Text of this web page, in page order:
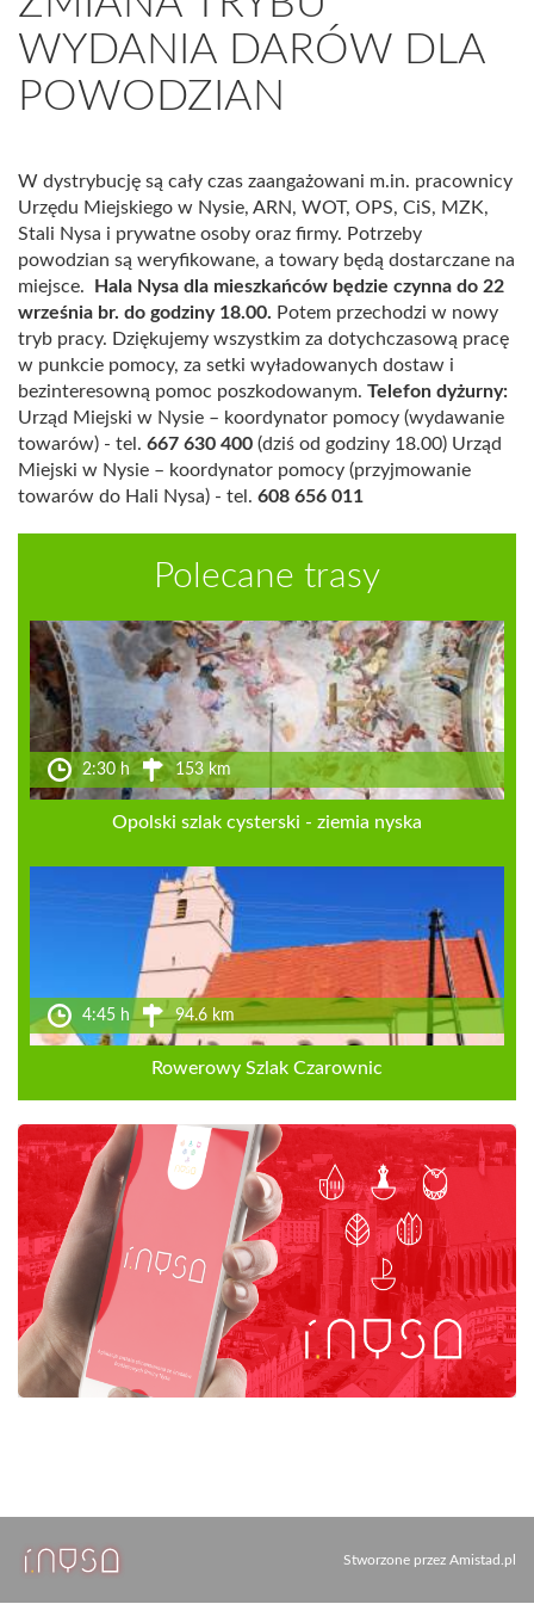
WYDANIA DARÓW DLA
POWODZIAN
W dystrybucję są cały czas zaangażowani m.in. pracownicy
Urzędu Miejskiego w Nysie, ARN, WOT, OPS, CiS, MZK,
Stali Nysa i prywatne osoby oraz firmy. Potrzeby
powodzian są weryfikowane, a towary będą dostarczane na
miejsce.
Hala Nysa dla mieszkańców będzie czynna do 22
września br. do godziny 18.00. Potem przechodzi w nowy
tryb pracy. Dziękujemy wszystkim za dotychczasową pracę
w punkcie pomocy, za setki wyładowanych dostaw i
bezinteresowną pomoc poszkodowanym. Telefon dyżurny:
Urząd Miejski w Nysie – koordynator pomocy (wydawanie
towarów) - tel. 667 630 400 (dziś od godziny 18.00) Urząd
Miejski w Nysie – koordynator pomocy (przyjmowanie
towarów do Hali Nysa) - tel. 608 656 011
Polecane trasy
2:30 h 153 km
Opolski szlak cysterski - ziemia nyska
4:45 h 94.6 km
Rowerowy Szlak Czarownic
Stworzone przez Amistad.pl